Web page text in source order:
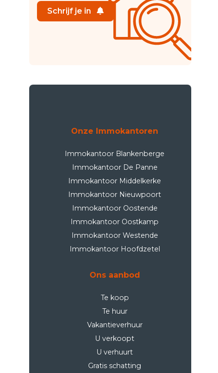
Schrijf je in
Onze Immokantoren
Immokantoor Blankenberge
Immokantoor De Panne
Immokantoor Middelkerke
Immokantoor Nieuwpoort
Immokantoor Oostende
Immokantoor Oostkamp
Immokantoor Westende
Immokantoor Hoofdzetel
Ons aanbod
Te koop
Te huur
Vakantieverhuur
U verkoopt
U verhuurt
Gratis schatting